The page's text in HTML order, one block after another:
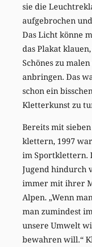
sie die
aufgebrochen
Das Licht könne
das Plakat
Schönes zu
anbringen. Das
schon ein
Kletterkunst zu
Bereits mit
klettern, 1997
im Sportklettern.
Jugend hindurch
immer mit ihrer
Alpen. „Wenn
man zumindest
unsere Umwelt
bewahren will.“